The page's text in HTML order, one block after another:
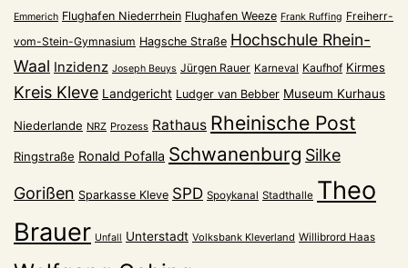
Emmerich Flughafen Niederrhein Flughafen Weeze Frank Ruffing Freiherr-
vom-Stein-Gymnasium Hagsche Straße Hochschule Rhein-
Waal Inzidenz Joseph Beuys Jürgen Rauer Karneval Kaufhof Kirmes
Kreis Kleve Landgericht Ludger van Bebber Museum Kurhaus
Niederlande NRZ Prozess Rathaus Rheinische Post
Ringstraße Ronald Pofalla Schwanenburg Silke
Gorißen Sparkasse Kleve SPD Spoykanal Stadthalle Theo
Brauer Unfall Unterstadt Volksbank Kleverland Willibrord Haas